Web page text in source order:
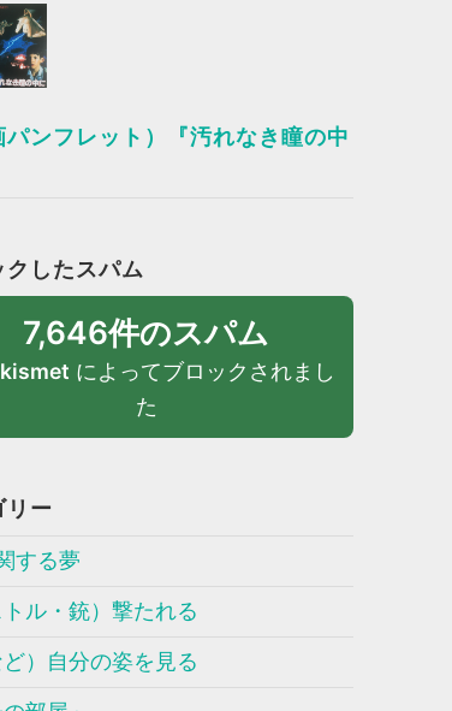
パンフレット）『汚れなき瞳の中
クしたスパム
7,646件のスパム
によってブロックされまし
た
リー
する夢
トル・銃）撃たれる
ど）自分の姿を見る